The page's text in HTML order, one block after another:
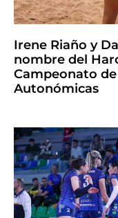
Irene Riaño y
nombre del
Campeonato de
Autonómicas